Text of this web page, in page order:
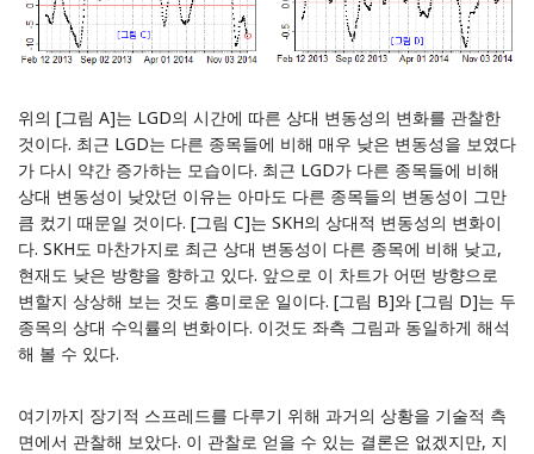
위의 [그림 A]는 LGD의 시간에 따른 상대 변동성의 변화를 관찰한
것이다. 최근 LGD는 다른 종목들에 비해 매우 낮은 변동성을 보였다
가 다시 약간 증가하는 모습이다. 최근 LGD가 다른 종목들에 비해
상대 변동성이 낮았던 이유는 아마도 다른 종목들의 변동성이 그만
큼 컸기 때문일 것이다. [그림 C]는 SKH의 상대적 변동성의 변화이
다. SKH도 마찬가지로 최근 상대 변동성이 다른 종목에 비해 낮고,
현재도 낮은 방향을 향하고 있다. 앞으로 이 차트가 어떤 방향으로
변할지 상상해 보는 것도 흥미로운 일이다. [그림 B]와 [그림 D]는 두
종목의 상대 수익률의 변화이다. 이것도 좌측 그림과 동일하게 해석
해 볼 수 있다.
여기까지 장기적 스프레드를 다루기 위해 과거의 상황을 기술적 측
면에서 관찰해 보았다. 이 관찰로 얻을 수 있는 결론은 없겠지만, 지